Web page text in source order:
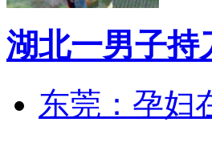
湖北一男子持
东莞：孕妇